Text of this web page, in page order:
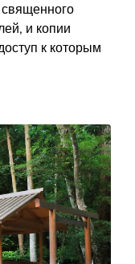
и копии
к которым